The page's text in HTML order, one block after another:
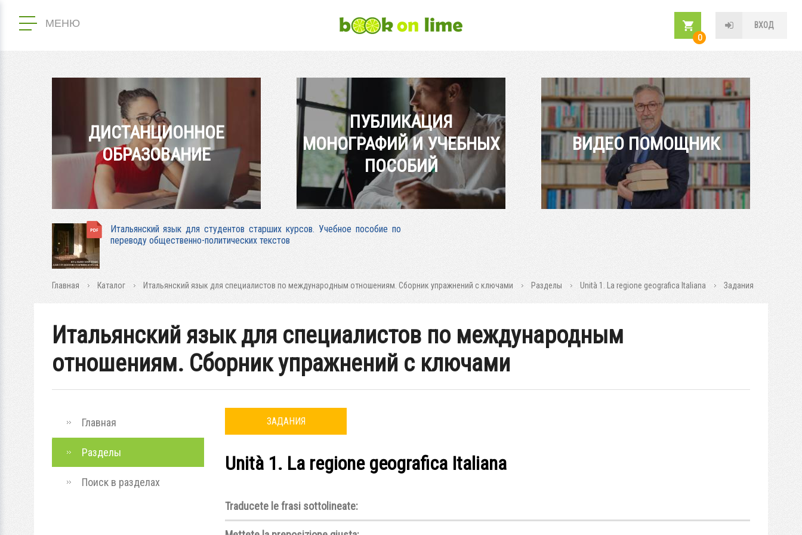
МЕНЮ
ВХОД
0
ДИСТАНЦИОННОЕ
ОБРАЗОВАНИЕ
ПУБЛИКАЦИЯ
МОНОГРАФИЙ И УЧЕБНЫХ
ПОСОБИЙ
ВИДЕО ПОМОЩНИК
Итальянский язык для студентов старших курсов. Учебное пособие по
переводу общественно-политических текстов
Главная Каталог Итальянский язык для специалистов по международным отношениям. Сборник упражнений с ключами Разделы Unità 1. La regione geografica Italiana Задания
Итальянский язык для специалистов по международным
отношениям. Сборник упражнений с ключами
Главная
Разделы
Поиск в разделах
ЗАДАНИЯ
Unità 1. La regione geografica Italiana
Traducete le frasi sottolineate: